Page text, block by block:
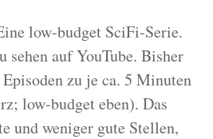
low-budget SciFi-Serie.
sehen auf YouTube. Bisher
zu je ca. 5 Minuten
low-budget eben). Das
und weniger gute Stellen,